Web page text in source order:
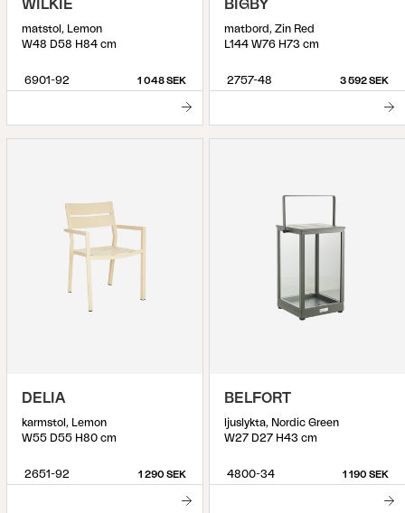
WILKIE
matstol, Lemon
W48 D58 H84 cm
6901-92 1 048 SEK
BIGBY
matbord, Zin Red
L144 W76 H73 cm
2757-48 3 592 SEK
DELIA
karmstol, Lemon
W55 D55 H80 cm
2651-92 1 290 SEK
BELFORT
ljuslykta, Nordic Green
W27 D27 H43 cm
4800-34 1 190 SEK